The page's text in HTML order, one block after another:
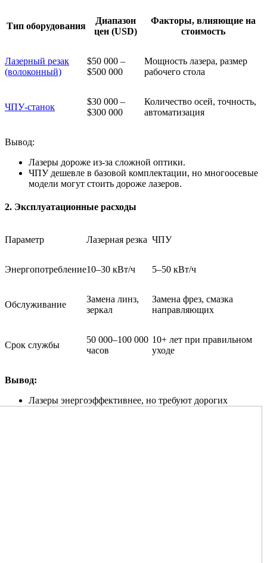
Тип оборудования
Диапазон
цен (USD)
Факторы, влияющие на
стоимость
Лазерный резак
(волоконный)
$50 000 –
$500 000
Мощность лазера, размер
рабочего стола
ЧПУ-станок
$30 000 –
$300 000
Количество осей, точность,
автоматизация
Вывод:
Лазеры дороже из-за сложной оптики.
ЧПУ дешевле в базовой комплектации, но многоосевые
модели могут стоить дороже лазеров.
2. Эксплуатационные расходы
Параметр Лазерная резка ЧПУ
Энергопотребление10–30 кВт/ч 5–50 кВт/ч
Обслуживание
Замена линз,
зеркал
Замена фрез, смазка
направляющих
Срок службы
50 000–100 000
часов
10+ лет при правильном
уходе
Вывод:
Лазеры энергоэффективнее, но требуют дорогих